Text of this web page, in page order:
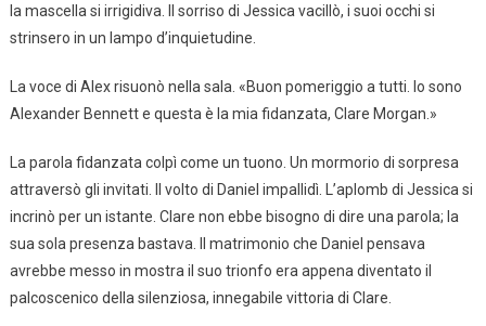
la mascella si irrigidiva. Il sorriso di Jessica vacillò, i suoi occhi si
strinsero in un lampo d’inquietudine.
La voce di Alex risuonò nella sala. «Buon pomeriggio a tutti. Io sono
Alexander Bennett e questa è la mia fidanzata, Clare Morgan.»
La parola fidanzata colpì come un tuono. Un mormorio di sorpresa
attraversò gli invitati. Il volto di Daniel impallidì. L’aplomb di Jessica si
incrinò per un istante. Clare non ebbe bisogno di dire una parola; la
sua sola presenza bastava. Il matrimonio che Daniel pensava
avrebbe messo in mostra il suo trionfo era appena diventato il
palcoscenico della silenziosa, innegabile vittoria di Clare.